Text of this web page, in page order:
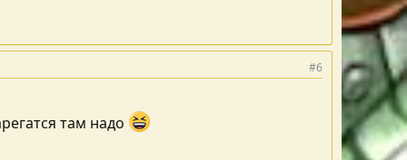
#6
там надо